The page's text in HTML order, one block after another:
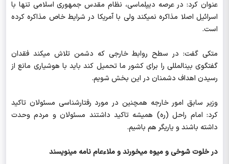
عنوان کرد: در عرصه دیپلماسی، نظام مقدس جمهوری اسلامی تنها با
اسرائیل اصلا مذاکره نمی‎کند ولی با آمریکا در شرایط خاص مذاکره کرده
است.
متکی گفت: در سطح روابط خارجی که دشمن تلاش می‎کند فقدان
گفتگوی بین‎المللی را برای کشور ما تحمیل کند باید با هوشیاری مانع از
رسیدن اهداف دشمنان در این بخش شویم.
وزیر سابق امور خارجه همچنین در مورد رفتار‌شناسی مسئولان تاکید
کرد: امام راحل (ره) همیشه تاکید داشتند مسئولان و مردم وحدت
داشته باشند و یاری‎گر هم باشیم.
در خلوت شوخی و میوه می‎خورند و ملاءعام نامه می‎نویسند